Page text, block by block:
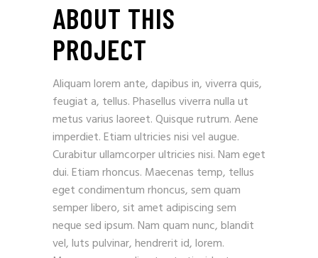
ABOUT THIS
PROJECT
Aliquam lorem ante, dapibus in, viverra quis,
feugiat a, tellus. Phasellus viverra nulla ut
metus varius laoreet. Quisque rutrum. Aene
imperdiet. Etiam ultricies nisi vel augue.
Curabitur ullamcorper ultricies nisi. Nam eget
dui. Etiam rhoncus. Maecenas temp, tellus
eget condimentum rhoncus, sem quam
semper libero, sit amet adipiscing sem
neque sed ipsum. Nam quam nunc, blandit
vel, luts pulvinar, hendrerit id, lorem.